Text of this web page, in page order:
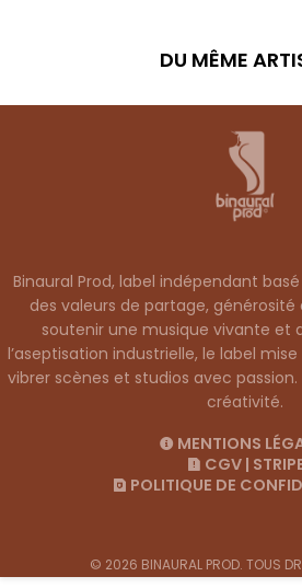
DU MÊME
Binaural Prod, label indépendant
des valeurs de partage, générosité
soutenir une musique vivante et
l’aseptisation industrielle, le label
vibrer scènes et studios avec
créativité.
MENTIONS
CGV|
POLITIQUE DE
© 2026 BINAURAL PROD. TOUS